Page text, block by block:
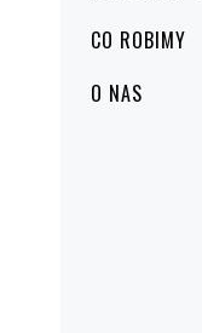
CO ROBIMY
O NAS